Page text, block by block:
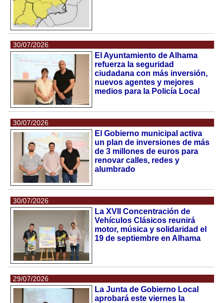
30/07/2026
El Ayuntamiento de Alhama
refuerza la seguridad
ciudadana con más inversión,
nuevos agentes y mejores
medios para la Policía Local
30/07/2026
El Gobierno municipal activa
un plan de inversiones de más
de 3 millones de euros para
renovar calles, redes y
alumbrado
30/07/2026
La XVII Concentración de
Vehículos Clásicos reunirá
motor, música y solidaridad el
19 de septiembre en Alhama
29/07/2026
La Junta de Gobierno Local
aprobará este viernes la